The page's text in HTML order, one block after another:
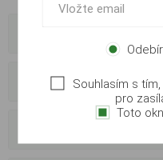
VýrobciSouhlasím s
pro
Toto